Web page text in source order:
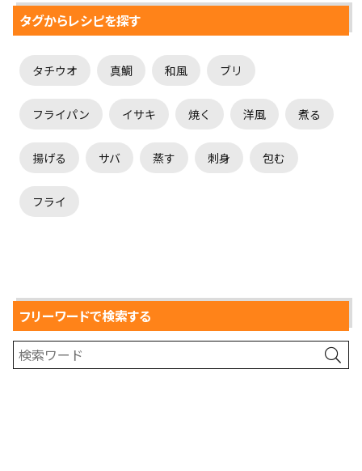
タグからレシピを探す
タチウオ 真鯛 和風 ブリ
フライパン イサキ 焼く 洋風 煮る
揚げる サバ 蒸す 刺身 包む
フライ
フリーワードで検索する